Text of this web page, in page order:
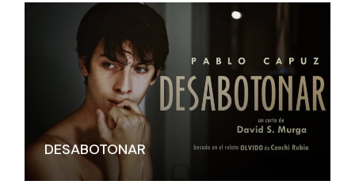
DESABOTONAR